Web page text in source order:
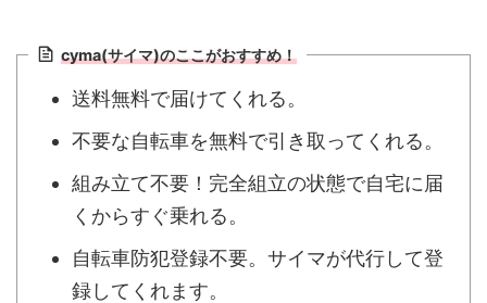
cyma(サイマ)のここがおすすめ！
送料無料で届けてくれる。
不要な自転車を無料で引き取ってくれる。
組み立て不要！完全組立の状態で自宅に届
くからすぐ乗れる。
自転車防犯登録不要。サイマが代行して登
録してくれます。